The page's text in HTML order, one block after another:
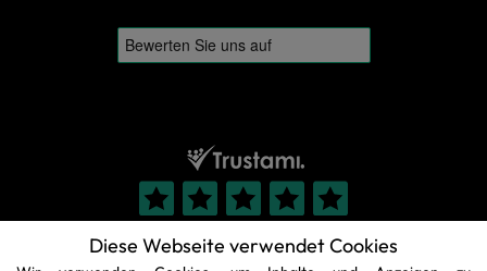
Diese Webseite verwendet Cookies